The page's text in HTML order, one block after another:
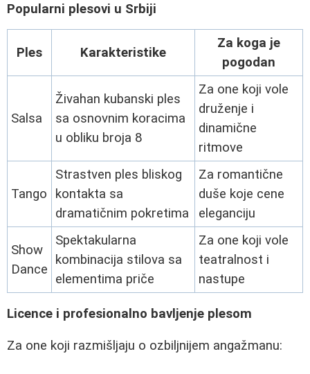
Popularni plesovi u Srbiji
Ples Karakteristike
Za koga je
pogodan
Salsa
Živahan kubanski ples
sa osnovnim koracima
u obliku broja 8
Za one koji vole
druženje i
dinamične
ritmove
Tango
Strastven ples bliskog
kontakta sa
dramatičnim pokretima
Za romantične
duše koje cene
eleganciju
Show
Dance
Spektakularna
kombinacija stilova sa
elementima priče
Za one koji vole
teatralnost i
nastupe
Licence i profesionalno bavljenje plesom
Za one koji razmišljaju o ozbiljnijem angažmanu: